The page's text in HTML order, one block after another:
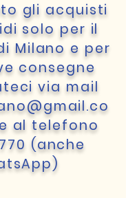
gli acquisti
solo per il
Milano e per
consegne
via mail
al telefono
(anche